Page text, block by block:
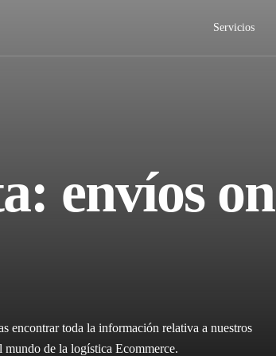
Servicios
envíos on
encontrar toda la información relativa a nuestros
mundo de la logística Ecommerce.